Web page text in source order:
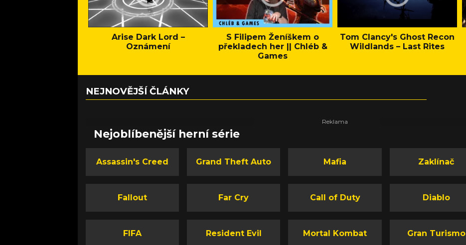
Arise Dark Lord –
Oznámení
S Filipem Ženíškem o
překladech her || Chléb &
Games
Tom Clancy's Ghost Recon
Wildlands – Last Rites
NEJNOVĚJŠÍ ČLÁNKY
Nejoblíbenější herní série
Assassin's Creed Grand Theft Auto Mafia Zaklínač
Fallout Far Cry Call of Duty Diablo
FIFA Resident Evil Mortal Kombat Gran Turismo